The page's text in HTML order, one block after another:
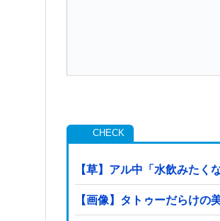
【草】アル中「水飲みたく
【画像】タトゥーだらけ